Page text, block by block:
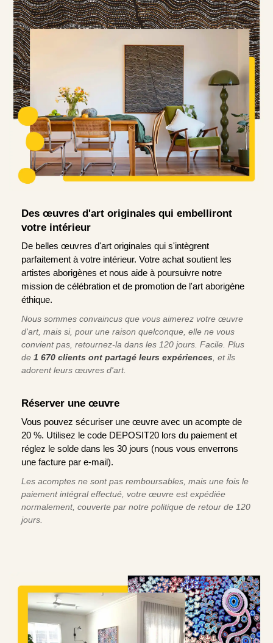
Des œuvres d'art originales qui embelliront
votre intérieur
De belles œuvres d'art originales qui s'intègrent
parfaitement à votre intérieur. Votre achat soutient les
artistes aborigènes et nous aide à poursuivre notre
mission de célébration et de promotion de l'art aborigène
éthique.
Nous sommes convaincus que vous aimerez votre œuvre
d'art, mais si, pour une raison quelconque, elle ne vous
convient pas, retournez-la dans les 120 jours. Facile. Plus
de 1 670 clients ont partagé leurs expériences , et ils
adorent leurs œuvres d'art.
Réserver une œuvre
Vous pouvez sécuriser une œuvre avec un acompte de
20 %. Utilisez le code DEPOSIT20 lors du paiement et
réglez le solde dans les 30 jours (nous vous enverrons
une facture par e-mail).
Les acomptes ne sont pas remboursables, mais une fois le
paiement intégral effectué, votre œuvre est expédiée
normalement, couverte par notre politique de retour de 120
jours.